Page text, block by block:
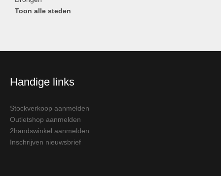
Toon alle steden
Handige links
Stockverkoop aanmelden
Outletshop aanmelden
2handswinkel aanmelden
Inschrijven nieuwsbrief